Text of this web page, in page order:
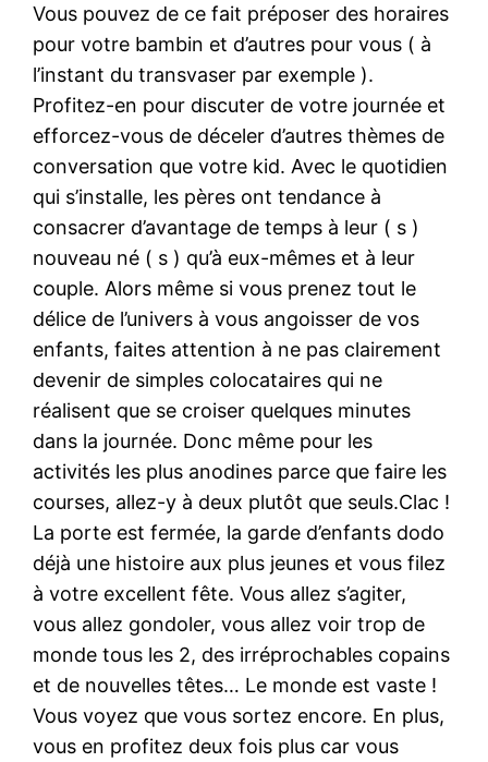
Vous pouvez de ce fait préposer des horaires
pour votre bambin et d’autres pour vous ( à
l’instant du transvaser par exemple ).
Profitez-en pour discuter de votre journée et
efforcez-vous de déceler d’autres thèmes de
conversation que votre kid. Avec le quotidien
qui s’installe, les pères ont tendance à
consacrer d’avantage de temps à leur ( s )
nouveau né ( s ) qu’à eux-mêmes et à leur
couple. Alors même si vous prenez tout le
délice de l’univers à vous angoisser de vos
enfants, faites attention à ne pas clairement
devenir de simples colocataires qui ne
réalisent que se croiser quelques minutes
dans la journée. Donc même pour les
activités les plus anodines parce que faire les
courses, allez-y à deux plutôt que seuls.Clac !
La porte est fermée, la garde d’enfants dodo
déjà une histoire aux plus jeunes et vous filez
à votre excellent fête. Vous allez s’agiter,
vous allez gondoler, vous allez voir trop de
monde tous les 2, des irréprochables copains
et de nouvelles têtes… Le monde est vaste !
Vous voyez que vous sortez encore. En plus,
vous en profitez deux fois plus car vous